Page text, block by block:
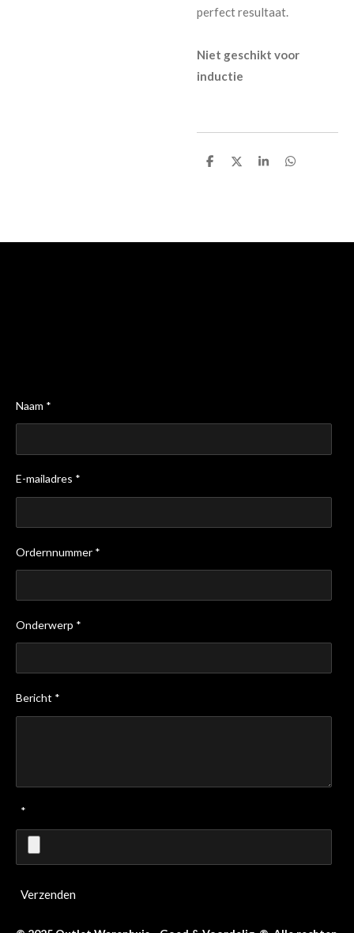
perfect resultaat.
Niet geschikt voor
inductie
D
D
S
D
Naam *
E-mailadres *
Ordernnummer *
Onderwerp *
Bericht *
*
Verzenden